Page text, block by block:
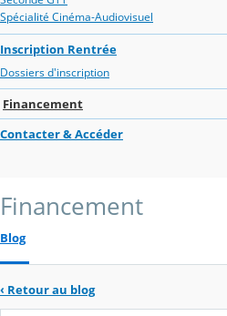
Spécialité Cinéma-Audiovisuel
Inscription Rentrée
Dossiers d'inscription
Financement
Contacter & Accéder
Financement
Blog
‹ Retour au blog